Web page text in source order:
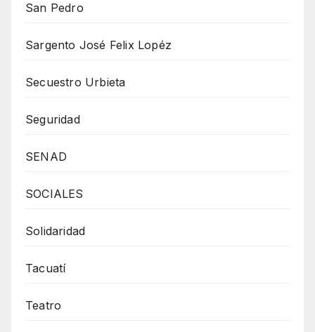
San Pedro
Sargento José Felix Lopéz
Secuestro Urbieta
Seguridad
SENAD
SOCIALES
Solidaridad
Tacuatí
Teatro